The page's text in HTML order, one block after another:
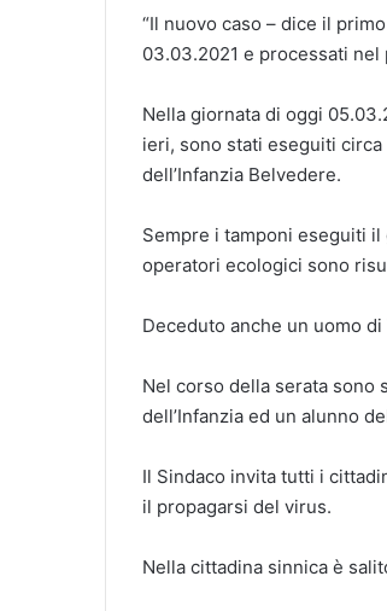
“Il nuovo caso – dice il
03.03.2021 e processati
Nella giornata di oggi
ieri, sono stati eseguiti
dell’Infanzia Belvedere.
Sempre i tamponi eseguiti
operatori ecologici sono
Deceduto anche un uomo
Nel corso della serata sono
dell’Infanzia ed un alunno
Il Sindaco invita tutti i
il propagarsi del virus.
Nella cittadina sinnica è